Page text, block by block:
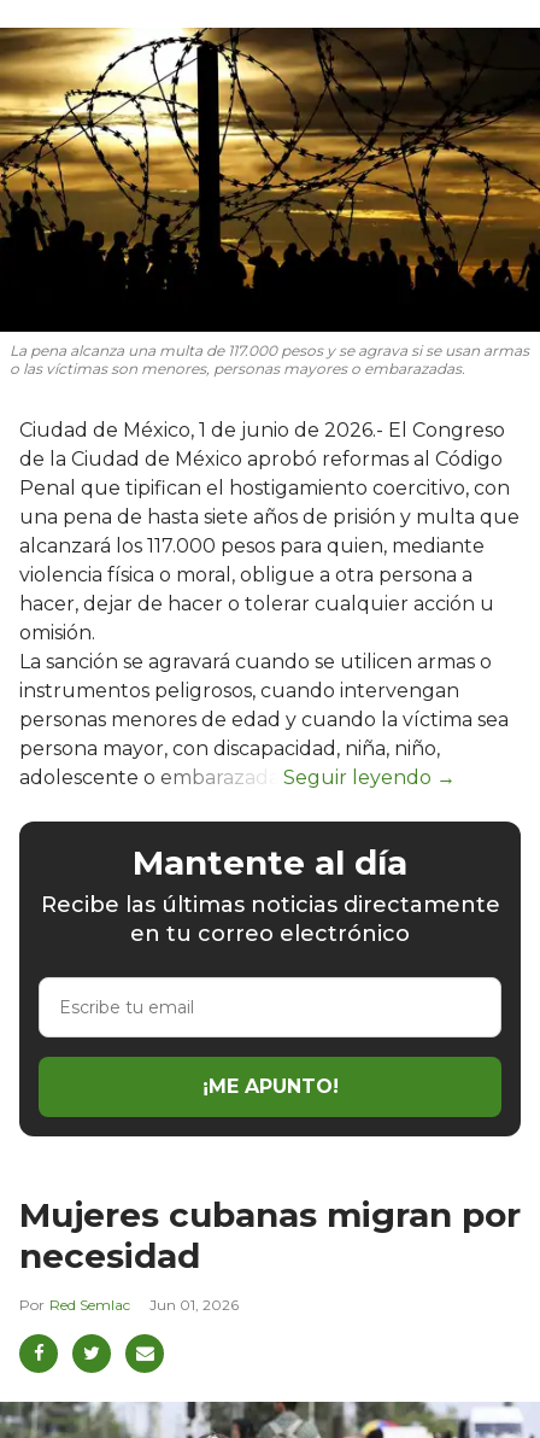
La pena alcanza una multa de 117.000 pesos y se agrava si se usan armas
o las víctimas son menores, personas mayores o embarazadas.
Ciudad de México, 1 de junio de 2026.- El Congreso
de la Ciudad de México aprobó reformas al Código
Penal que tipifican el hostigamiento coercitivo, con
una pena de hasta siete años de prisión y multa que
alcanzará los 117.000 pesos para quien, mediante
violencia física o moral, obligue a otra persona a
hacer, dejar de hacer o tolerar cualquier acción u
omisión.
La sanción se agravará cuando se utilicen armas o
instrumentos peligrosos, cuando intervengan
personas menores de edad y cuando la víctima sea
persona mayor, con discapacidad, niña, niño,
adolescente o embarazada.
Mantente al día
Recibe las últimas noticias directamente
en tu correo electrónico
Escribe
email
¡ME APUNTO!
Mujeres cubanas migran por
necesidad
Red Semlac Jun 01, 2026